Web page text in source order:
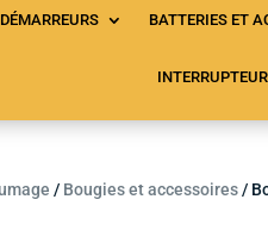
BATTERIES ET
/ Bougies et accessoires/